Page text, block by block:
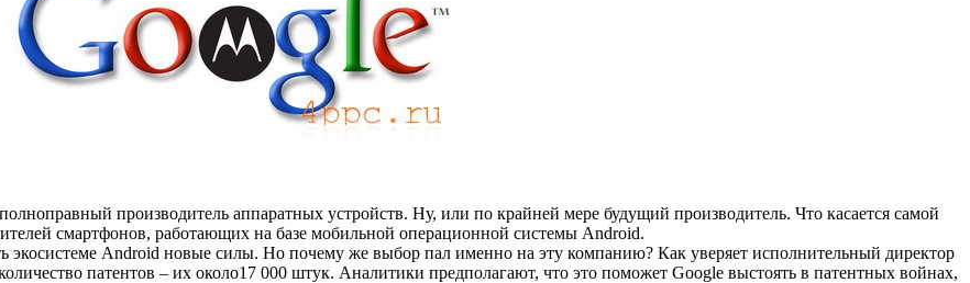
производитель аппаратных устройств. Ну, или по крайней мере будущий производитель. Что касается самой
смартфонов, работающих на базе мобильной операционной системы Android.
экосистеме Android новые силы. Но почему же выбор пал именно на эту компанию? Как уверяет исполнительный директор
патентов – их около17 000 штук. Аналитики предполагают, что это поможет Google выстоять в патентных войнах,